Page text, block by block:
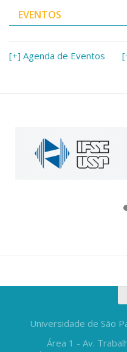
EVENTOS
[+] Agenda de Eventos
Universidade de São
Área 1 - Av.